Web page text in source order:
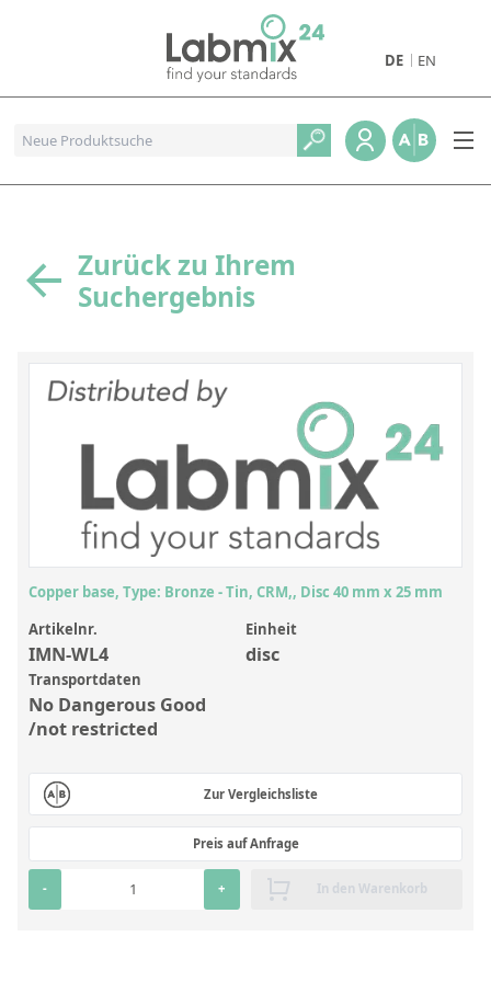
DE EN
Referenzstandards für die Industrie und Geologie
Referenzstandards für die Umweltanalytik
Referenzstandards für physikalische Eigenschaften
Organische Referenzstandards
Anorganische Referenzstandards
Laborvergleichsuntersuchungen (LVU/PT)
Laborbedarf und Verbrauchsmaterialien
Custom-Made
Übersicht: Kundenspezifische Standards
Organische Analyten | Rückstandsanalytik
Metallstandards | Setting Up Samples (SUS)
Zurück zu Ihrem
Suchergebnis
Copper base, Type: Bronze - Tin, CRM,, Disc 40 mm x 25 mm
Artikelnr.
IMN-WL4
Einheit
disc
Transportdaten
No Dangerous Good
/not restricted
Zur Vergleichsliste
Preis auf Anfrage
- + In den Warenkorb